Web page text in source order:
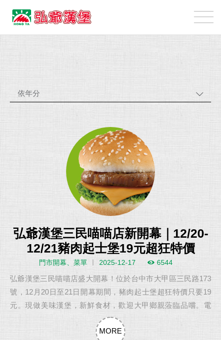
弘
爺
國
股
份
消
依年分
弘爺漢堡三民喵喵店新開幕｜12/20-
12/21豬肉起士堡19元超狂特價
門市開幕、菜單 2025-12-17 6544
弘爺漢堡三民喵喵店盛大開幕！位於台中市大甲區三民路173
號，12月20日至21日開幕期間，豬肉起士堡超狂特價只要19
元。現做美味漢堡，新鮮食材，歡迎大甲鄉親蒞臨品嚐。電
MORE